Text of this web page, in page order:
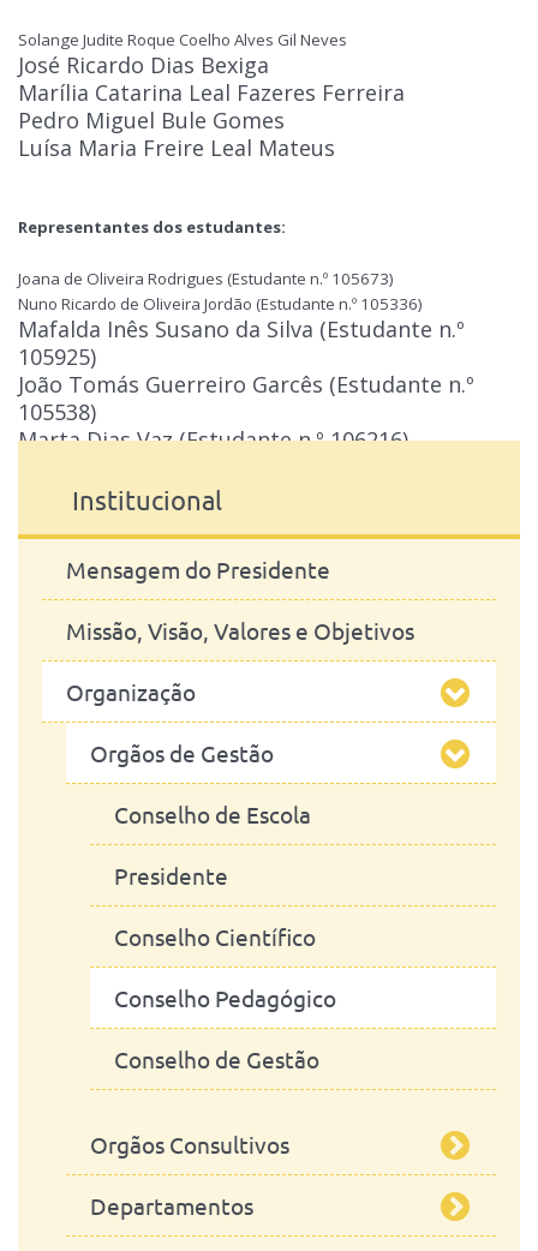
Solange Judite Roque Coelho Alves Gil Neves
José Ricardo Dias Bexiga
Marília Catarina Leal Fazeres Ferreira
Pedro Miguel Bule Gomes
Luísa Maria Freire Leal Mateus
Representantes dos estudantes:
Joana de Oliveira Rodrigues (Estudante n.º 105673)
Nuno Ricardo de Oliveira Jordão (Estudante n.º 105336)
Mafalda Inês Susano da Silva (Estudante n.º
105925)
João Tomás Guerreiro Garcês (Estudante n.º
105538)
Marta Dias Vaz (Estudante n.º 106216)
Institucional
Mensagem do Presidente
Missão, Visão, Valores e Objetivos
Organização
Orgãos de Gestão
Conselho de Escola
Presidente
Conselho Científico
Conselho Pedagógico
Conselho de Gestão
Orgãos Consultivos
Assembleia de Escola
Departamentos